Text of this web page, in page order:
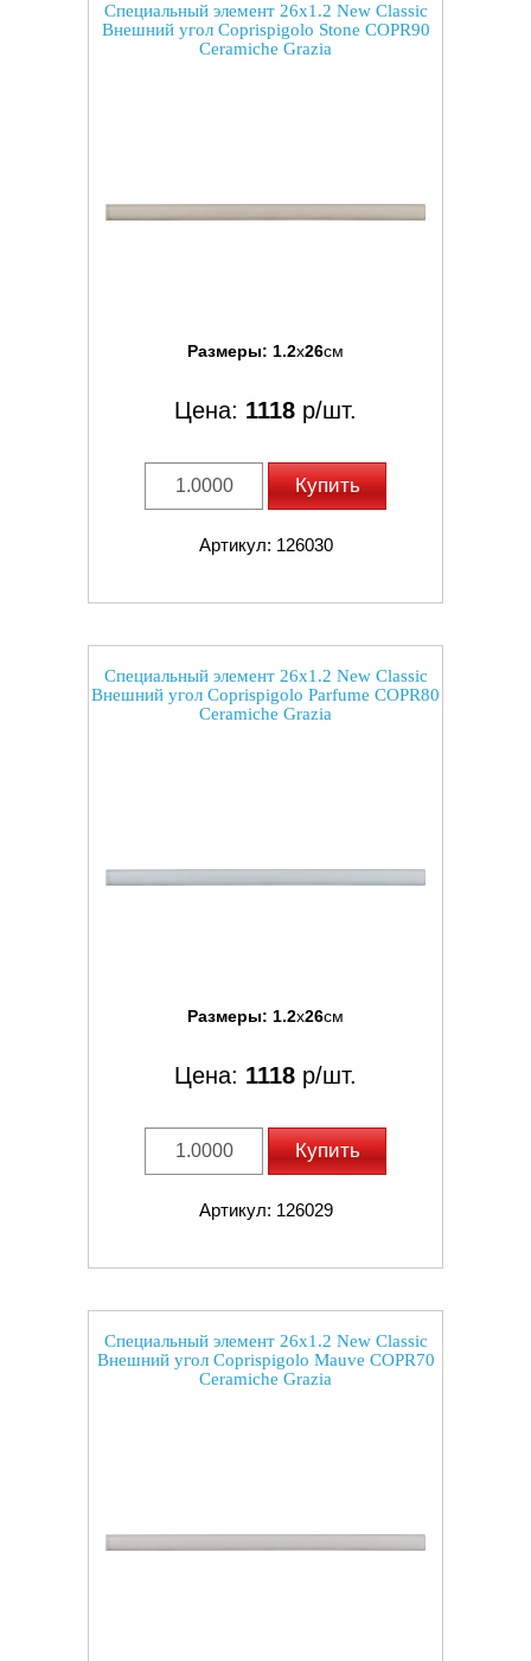
Специальный элемент 26x1.2 New Classic
Внешний угол Coprispigolo Stone COPR90
Ceramiche Grazia
Размеры: 1.2x26см
Цена: 1118 р/шт.
Купить
Артикул: 126030
Специальный элемент 26x1.2 New Classic
Внешний угол Coprispigolo Parfume COPR80
Ceramiche Grazia
Размеры: 1.2x26см
Цена: 1118 р/шт.
Купить
Артикул: 126029
Специальный элемент 26x1.2 New Classic
Внешний угол Coprispigolo Mauve COPR70
Ceramiche Grazia